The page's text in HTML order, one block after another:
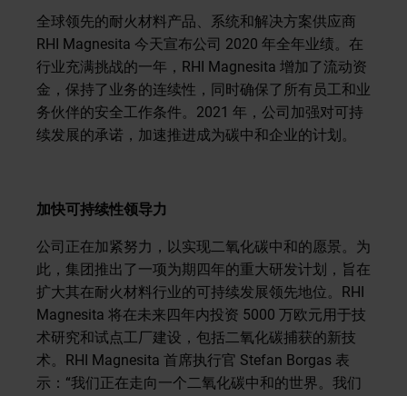
全球领先的耐火材料产品、系统和解决方案供应商
RHI Magnesita 今天宣布公司 2020 年全年业绩。在
行业充满挑战的一年，RHI Magnesita 增加了流动资
金，保持了业务的连续性，同时确保了所有员工和业
务伙伴的安全工作条件。2021 年，公司加强对可持
续发展的承诺，加速推进成为碳中和企业的计划。
加快可持续性领导力
公司正在加紧努力，以实现二氧化碳中和的愿景。为
此，集团推出了一项为期四年的重大研发计划，旨在
扩大其在耐火材料行业的可持续发展领先地位。RHI
Magnesita 将在未来四年内投资 5000 万欧元用于技
术研究和试点工厂建设，包括二氧化碳捕获的新技
术。RHI Magnesita 首席执行官 Stefan Borgas 表
示：“我们正在走向一个二氧化碳中和的世界。我们